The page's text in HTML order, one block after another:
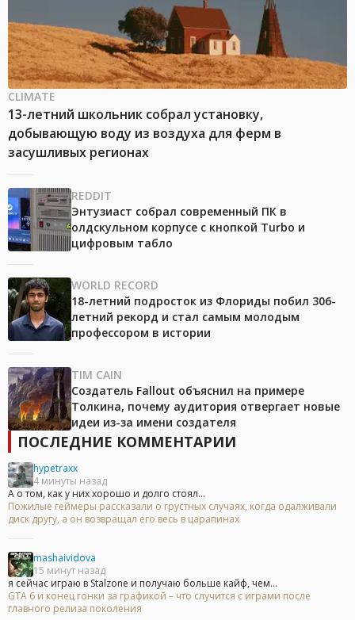
CLIMATE
13-летний школьник собрал установку,
добывающую воду из воздуха для ферм в
засушливых регионах
REDDIT
Энтузиаст собрал современный ПК в
олдскульном корпусе с кнопкой Turbo и
цифровым табло
WORLD RECORD
18-летний подросток из Флориды побил 306-
летний рекорд и стал самым молодым
профессором в истории
TIM CAIN
Создатель Fallout объяснил на примере
Толкина, почему аудитория отвергает новые
идеи из-за имени создателя
ПОСЛЕДНИЕ КОММЕНТАРИИ
hypetraxx
4 минуты назад
А о том, как у них хорошо и долго стоял...
Пожилые геймеры рассказали о грустных случаях, когда одалживали
диск другу, а он возвращал его весь в царапинах
mashaividova
15 минут назад
я сейчас играю в Stalzone и получаю больше кайф, чем...
GTA 6 и конец гонки за графикой – что случится с играми после
главного релиза поколения